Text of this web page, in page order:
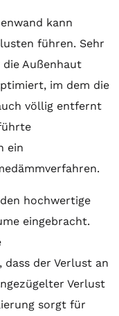
kann
führen. Sehr
Außenhaut
im dem die
völlig entfernt
ein
hochwertige
eingebracht.
der Verlust an
Verlust
sorgt für